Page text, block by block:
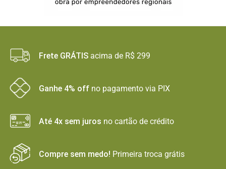
Frete GRÁTIS acima de R$ 299
Ganhe 4% off no pagamento via PIX
Até 4x sem juros no cartão de crédito
Compre sem medo! Primeira troca grátis